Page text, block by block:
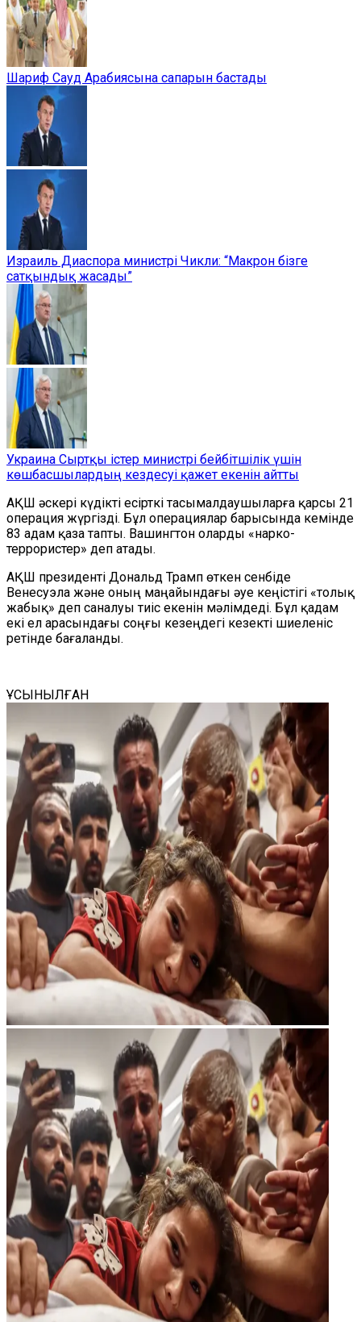
Шариф Сауд Арабиясына сапарын бастады
Израиль Диаспора министрі Чикли: “Макрон бізге
сатқындық жасады”
Украина Сыртқы істер министрі бейбітшілік үшін
көшбасшылардың кездесуі қажет екенін айтты
АҚШ әскері күдікті есірткі тасымалдаушыларға қарсы 21
операция жүргізді. Бұл операциялар барысында кемінде
83 адам қаза тапты. Вашингтон оларды «нарко-
террористер» деп атады.
АҚШ президенті Дональд Трамп өткен сенбіде
Венесуэла және оның маңайындағы әуе кеңістігі «толық
жабық» деп саналуы тиіс екенін мәлімдеді. Бұл қадам
екі ел арасындағы соңғы кезеңдегі кезекті шиеленіс
ретінде бағаланды.
ҰСЫНЫЛҒАН